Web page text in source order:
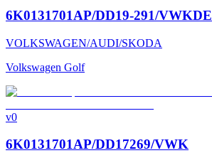
6K0131701AP/DD19-291/VWKDE
VOLKSWAGEN/AUDI/SKODA
Volkswagen Golf
v0
6K0131701AP/DD17269/VWK